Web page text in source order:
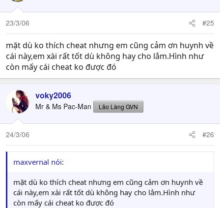
23/3/06 #25
mặt dù ko thích cheat nhưng em cũng cảm ơn huynh về
cái này,em xài rất tốt dù không hay cho lắm.Hình như
còn mấy cái cheat ko được đó
voky2006
Mr & Ms Pac-Man Lão Làng GVN
24/3/06 #26
maxvernal nói:
mặt dù ko thích cheat nhưng em cũng cảm ơn huynh về
cái này,em xài rất tốt dù không hay cho lắm.Hình như
còn mấy cái cheat ko được đó